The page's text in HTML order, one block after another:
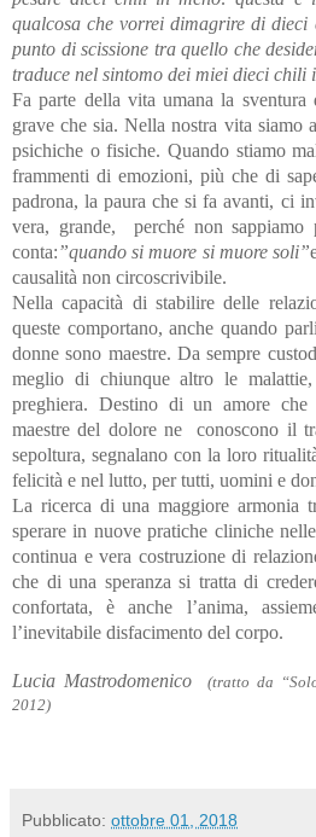
qualcosa che vorrei dimagrire di
punto di scissione tra quello che
traduce nel sintomo dei miei dieci chili
Fa parte della vita umana la
grave che sia. Nella nostra vita siamo
psichiche o fisiche. Quando stiamo
frammenti di emozioni, più che di
padrona, la paura che si fa avanti, ci
vera, grande, perché non sappiamo
conta:”quando si muore si muore soli”
causalità non circoscrivibile.
Nella capacità di stabilire delle
queste comportano, anche quando
donne sono maestre. Da sempre
meglio di chiunque altro le
preghiera. Destino di un amore che
maestre del dolore ne conoscono il
sepoltura, segnalano con la loro
felicità e nel lutto, per tutti, uomini e
La ricerca di una maggiore armonia
sperare in nuove pratiche cliniche
continua e vera costruzione di
che di una speranza si tratta di
confortata, è anche l’anima,
l’inevitabile disfacimento del corpo.
Lucia Mastrodomenico(tratto da
2012)
Pubblicato: ottobre 01, 2018